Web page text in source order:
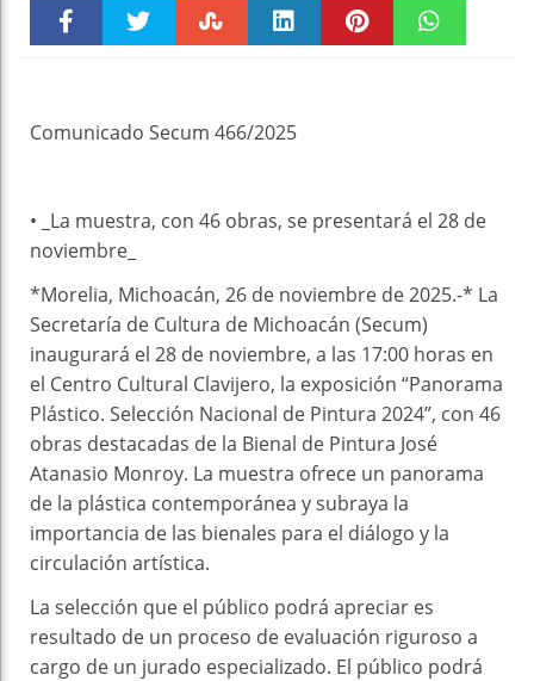
Comunicado Secum 466/2025
• _La muestra, con 46 obras, se presentará el 28 de
noviembre_
*Morelia, Michoacán, 26 de noviembre de 2025.-* La
Secretaría de Cultura de Michoacán (Secum)
inaugurará el 28 de noviembre, a las 17:00 horas en
el Centro Cultural Clavijero, la exposición “Panorama
Plástico. Selección Nacional de Pintura 2024”, con 46
obras destacadas de la Bienal de Pintura José
Atanasio Monroy. La muestra ofrece un panorama
de la plástica contemporánea y subraya la
importancia de las bienales para el diálogo y la
circulación artística.
La selección que el público podrá apreciar es
resultado de un proceso de evaluación riguroso a
cargo de un jurado especializado. El público podrá